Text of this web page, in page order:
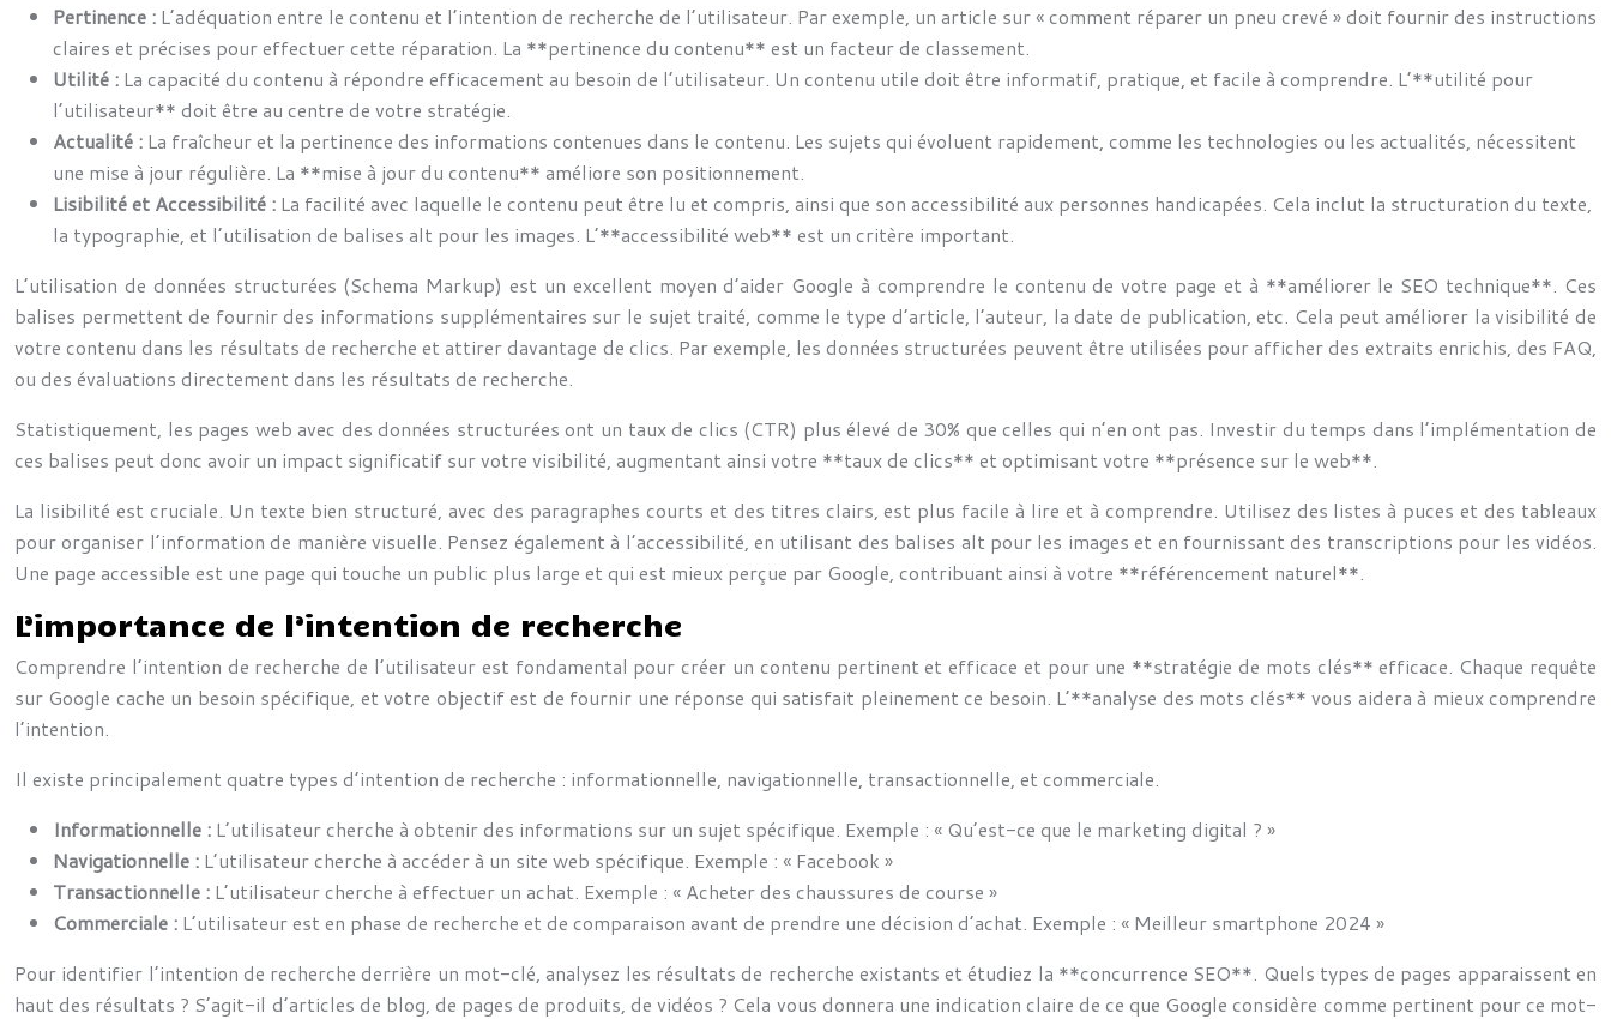
Pertinence : L’adéquation entre le contenu et l’intention de recherche de l’utilisateur. Par exemple, un article sur « comment réparer un pneu crevé » doit fournir des instructions
claires et précises pour effectuer cette réparation. La **pertinence du contenu** est un facteur de classement.
Utilité : La capacité du contenu à répondre efficacement au besoin de l’utilisateur. Un contenu utile doit être informatif, pratique, et facile à comprendre. L’**utilité pour
l’utilisateur** doit être au centre de votre stratégie.
Actualité : La fraîcheur et la pertinence des informations contenues dans le contenu. Les sujets qui évoluent rapidement, comme les technologies ou les actualités, nécessitent
une mise à jour régulière. La **mise à jour du contenu** améliore son positionnement.
Lisibilité et Accessibilité : La facilité avec laquelle le contenu peut être lu et compris, ainsi que son accessibilité aux personnes handicapées. Cela inclut la structuration du texte,
la typographie, et l’utilisation de balises alt pour les images. L’**accessibilité web** est un critère important.
L’utilisation de données structurées (Schema Markup) est un excellent moyen d’aider Google à comprendre le contenu de votre page et à **améliorer le SEO technique**. Ces
balises permettent de fournir des informations supplémentaires sur le sujet traité, comme le type d’article, l’auteur, la date de publication, etc. Cela peut améliorer la visibilité de
votre contenu dans les résultats de recherche et attirer davantage de clics. Par exemple, les données structurées peuvent être utilisées pour afficher des extraits enrichis, des FAQ,
ou des évaluations directement dans les résultats de recherche.
Statistiquement, les pages web avec des données structurées ont un taux de clics (CTR) plus élevé de 30% que celles qui n’en ont pas. Investir du temps dans l’implémentation de
ces balises peut donc avoir un impact significatif sur votre visibilité, augmentant ainsi votre **taux de clics** et optimisant votre **présence sur le web**.
La lisibilité est cruciale. Un texte bien structuré, avec des paragraphes courts et des titres clairs, est plus facile à lire et à comprendre. Utilisez des listes à puces et des tableaux
pour organiser l’information de manière visuelle. Pensez également à l’accessibilité, en utilisant des balises alt pour les images et en fournissant des transcriptions pour les vidéos.
Une page accessible est une page qui touche un public plus large et qui est mieux perçue par Google, contribuant ainsi à votre **référencement naturel**.
L’importance de l’intention de recherche
Comprendre l’intention de recherche de l’utilisateur est fondamental pour créer un contenu pertinent et efficace et pour une **stratégie de mots clés** efficace. Chaque requête
sur Google cache un besoin spécifique, et votre objectif est de fournir une réponse qui satisfait pleinement ce besoin. L’**analyse des mots clés** vous aidera à mieux comprendre
l’intention.
Il existe principalement quatre types d’intention de recherche : informationnelle, navigationnelle, transactionnelle, et commerciale.
Informationnelle : L’utilisateur cherche à obtenir des informations sur un sujet spécifique. Exemple : « Qu’est-ce que le marketing digital ? »
Navigationnelle : L’utilisateur cherche à accéder à un site web spécifique. Exemple : « Facebook »
Transactionnelle : L’utilisateur cherche à effectuer un achat. Exemple : « Acheter des chaussures de course »
Commerciale : L’utilisateur est en phase de recherche et de comparaison avant de prendre une décision d’achat. Exemple : « Meilleur smartphone 2024 »
Pour identifier l’intention de recherche derrière un mot-clé, analysez les résultats de recherche existants et étudiez la **concurrence SEO**. Quels types de pages apparaissent en
haut des résultats ? S’agit-il d’articles de blog, de pages de produits, de vidéos ? Cela vous donnera une indication claire de ce que Google considère comme pertinent pour ce mot-